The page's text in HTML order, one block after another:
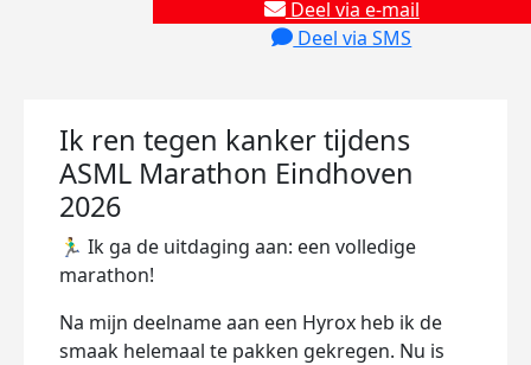
Deel via e-mail
Deel via SMS
Ik ren tegen kanker tijdens
ASML Marathon Eindhoven
2026
🏃‍♂️ Ik ga de uitdaging aan: een volledige
marathon!
Na mijn deelname aan een Hyrox heb ik de
smaak helemaal te pakken gekregen. Nu is